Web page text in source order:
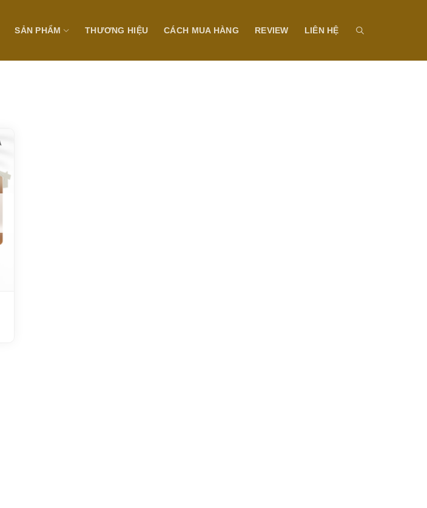
SẢN PHẨM THƯƠNG HIỆU CÁCH MUA HÀNG REVIEW LIÊN HỆ